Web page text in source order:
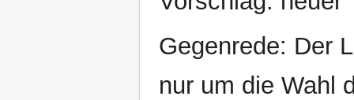
Gegenrede: Der
nur um die Wahl